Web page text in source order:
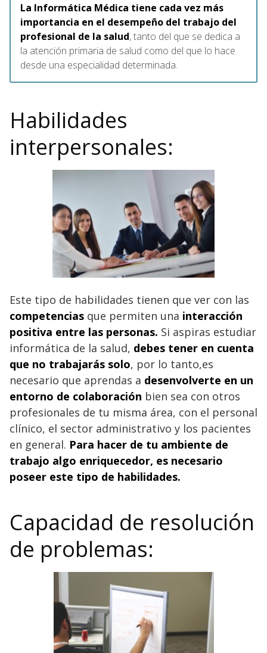
La Informática Médica tiene cada vez más
importancia en el desempeño del trabajo del
profesional de la salud, tanto del que se dedica a
la atención primaria de salud como del que lo hace
desde una especialidad determinada.
Habilidades
interpersonales:
Este tipo de habilidades tienen que ver con las
competencias que permiten una interacción
positiva entre las personas. Si aspiras estudiar
informática de la salud, debes tener en cuenta
que no trabajarás solo, por lo tanto,es
necesario que aprendas a desenvolverte en un
entorno de colaboración bien sea con otros
profesionales de tu misma área, con el personal
clínico, el sector administrativo y los pacientes
en general. Para hacer de tu ambiente de
trabajo algo enriquecedor, es necesario
poseer este tipo de habilidades.
Capacidad de resolución
de problemas: